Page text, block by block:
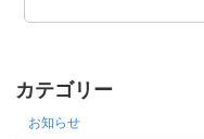
カテゴリー
お知らせ